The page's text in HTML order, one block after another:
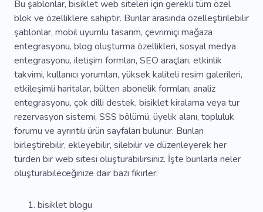
Bu şablonlar, bisiklet web siteleri için gerekli tüm özel
blok ve özelliklere sahiptir. Bunlar arasında özelleştirilebilir
şablonlar, mobil uyumlu tasarım, çevrimiçi mağaza
entegrasyonu, blog oluşturma özellikleri, sosyal medya
entegrasyonu, iletişim formları, SEO araçları, etkinlik
takvimi, kullanıcı yorumları, yüksek kaliteli resim galerileri,
etkileşimli haritalar, bülten abonelik formları, analiz
entegrasyonu, çok dilli destek, bisiklet kiralama veya tur
rezervasyon sistemi, SSS bölümü, üyelik alanı, topluluk
forumu ve ayrıntılı ürün sayfaları bulunur. Bunları
birleştirebilir, ekleyebilir, silebilir ve düzenleyerek her
türden bir web sitesi oluşturabilirsiniz. İşte bunlarla neler
oluşturabileceğinize dair bazı fikirler:
bisiklet blogu